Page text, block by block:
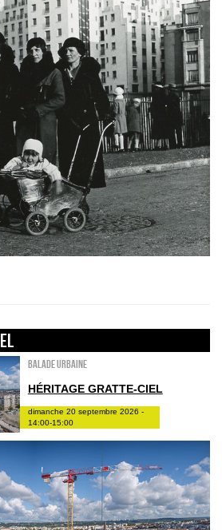
Balade urbaine
HÉRITAGE GRATTE-CIEL
dimanche 20 septembre 2026 -
14:00-15:00